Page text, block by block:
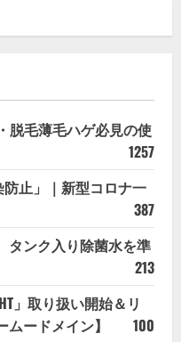
脱毛薄毛ハゲ必見の使
1257
防止」｜新型コロナ一
387
タンク入り除菌水を準
213
」取り扱い開始＆リ
ードメイン】
100